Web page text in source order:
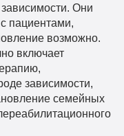
зависимости. Они
пациентами,
возможно.
включает
зависимости,
семейных